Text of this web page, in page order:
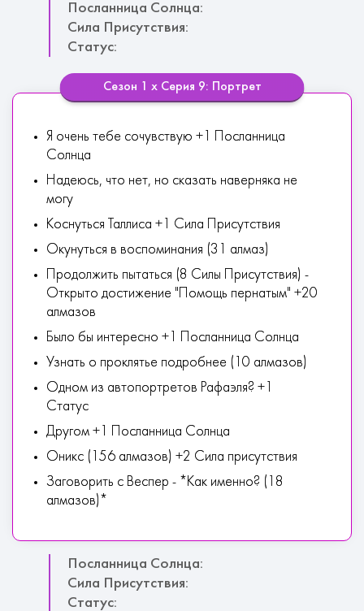
Посланница Солнца:
Сила Присутствия:
Статус:
Сезон 1 х Серия 9: Портрет
Я очень тебе сочувствую +1 Посланница
Солнца
Надеюсь, что нет, но сказать наверняка не
могу
Коснуться Таллиса +1 Сила Присутствия
Окунуться в воспоминания (31 алмаз)
Продолжить пытаться (8 Силы Присутствия) -
Открыто достижение "Помощь пернатым" +20
алмазов
Было бы интересно +1 Посланница Солнца
Узнать о проклятье подробнее (10 алмазов)
Одном из автопортретов Рафаэля? +1
Статус
Другом +1 Посланница Солнца
Оникс (156 алмазов) +2 Сила присутствия
Заговорить с Веспер - *Как именно? (18
алмазов)*
Посланница Солнца:
Сила Присутствия:
Статус: